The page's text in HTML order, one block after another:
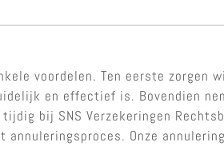
voordelen. Ten eerste zorgen
en effectief is. Bovendien
bij SNS Verzekeringen
Onze